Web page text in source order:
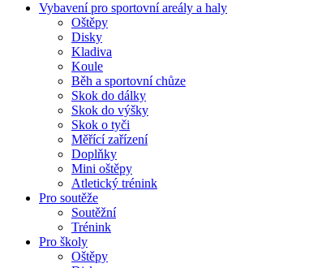
Vybavení pro sportovní areály a haly
Oštěpy
Disky
Kladiva
Koule
Běh a sportovní chůze
Skok do dálky
Skok do výšky
Skok o tyči
Měřící zařízení
Doplňky
Mini oštěpy
Atletický trénink
Pro soutěže
Soutěžní
Trénink
Pro školy
Oštěpy